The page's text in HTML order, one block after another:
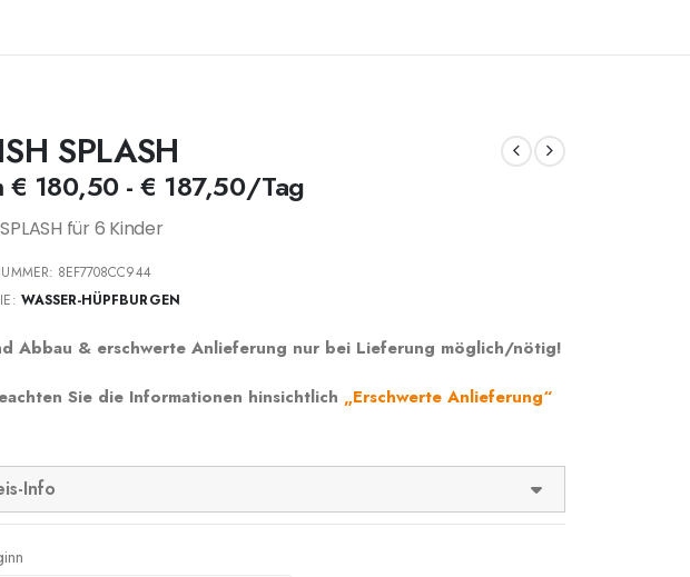
SPLASH
€ 180,50-€ 187,50/Tag
SPLASH für 6 Kinder
8EF7708CC944
WASSER-HÜPFBURGEN
Abbau & erschwerte Anlieferung nur bei Lieferung möglich/nötig!
Sie die Informationen hinsichtlich „Erschwerte Anlieferung“
Info